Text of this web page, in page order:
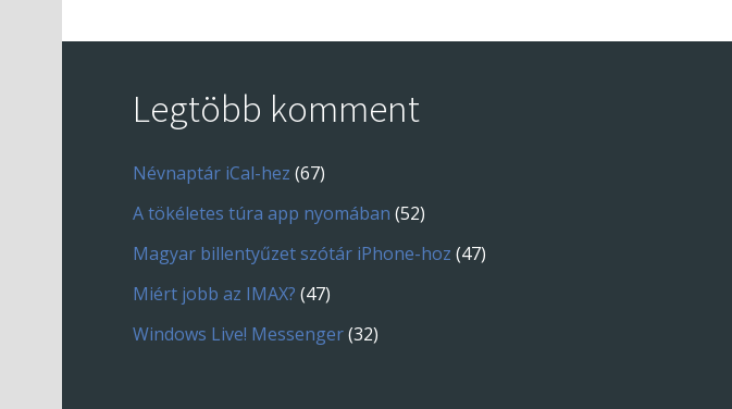
Legtöbb komment
Névnaptár iCal-hez (67)
A tökéletes túra app nyomában (52)
Magyar billentyűzet szótár iPhone-hoz (47)
Miért jobb az IMAX? (47)
Windows Live! Messenger(32)